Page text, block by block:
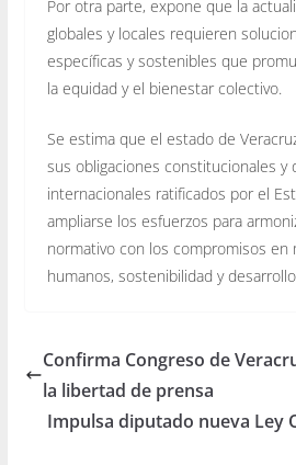
Por otra parte, expone que la
globales y locales requieren
específicas y sostenibles que
la equidad y el bienestar colectivo.
Se estima que el estado de
sus obligaciones constitucionales y
internacionales ratificados por el
ampliarse los esfuerzos para
normativo con los compromisos en
humanos, sostenibilidad y
Confirma Congreso de
la libertad de prensa
Impulsa diputado nueva Ley